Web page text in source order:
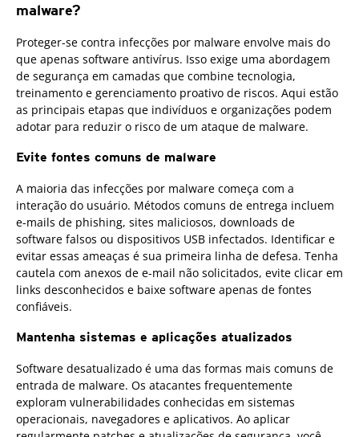
malware?
Proteger-se contra infecções por malware envolve mais do
que apenas software antivírus. Isso exige uma abordagem
de segurança em camadas que combine tecnologia,
treinamento e gerenciamento proativo de riscos. Aqui estão
as principais etapas que indivíduos e organizações podem
adotar para reduzir o risco de um ataque de malware.
Evite fontes comuns de malware
A maioria das infecções por malware começa com a
interação do usuário. Métodos comuns de entrega incluem
e-mails de phishing, sites maliciosos, downloads de
software falsos ou dispositivos USB infectados. Identificar e
evitar essas ameaças é sua primeira linha de defesa. Tenha
cautela com anexos de e-mail não solicitados, evite clicar em
links desconhecidos e baixe software apenas de fontes
confiáveis.
Mantenha sistemas e aplicações atualizados
Software desatualizado é uma das formas mais comuns de
entrada de malware. Os atacantes frequentemente
exploram vulnerabilidades conhecidas em sistemas
operacionais, navegadores e aplicativos. Ao aplicar